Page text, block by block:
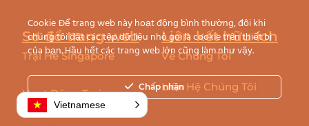
Liên kết hữu ích
Về Chúng Tôi
Liên Hệ Chúng Tôi
Sơ đồ trang web
Trại Hè Singapore
Hoạt Động Trại
Cookie Để trang web này hoạt động bình thường, đôi khi
chúng tôi đặt các tệp dữ liệu nhỏ gọi là cookie trên thiết bị
của bạn. Hầu hết các trang web lớn cũng làm như vậy.
Chấp nhận
Vietnamese